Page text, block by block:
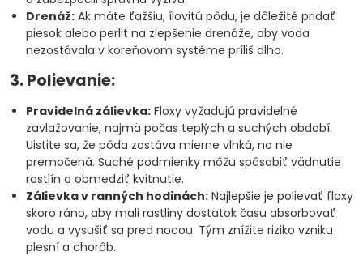
Drenáž: Ak máte ťažšiu, ílovitú pôdu, je dôležité pridať
piesok alebo perlit na zlepšenie drenáže, aby voda
nezostávala v koreňovom systéme príliš dlho.
3. Polievanie:
Pravidelná zálievka: Floxy vyžadujú pravidelné
zavlažovanie, najmä počas teplých a suchých období.
Uistite sa, že pôda zostáva mierne vlhká, no nie
premočená. Suché podmienky môžu spôsobiť vädnutie
rastlín a obmedziť kvitnutie.
Zálievka v ranných hodinách: Najlepšie je polievať floxy
skoro ráno, aby mali rastliny dostatok času absorbovať
vodu a vysušiť sa pred nocou. Tým znížite riziko vzniku
plesní a chorôb.